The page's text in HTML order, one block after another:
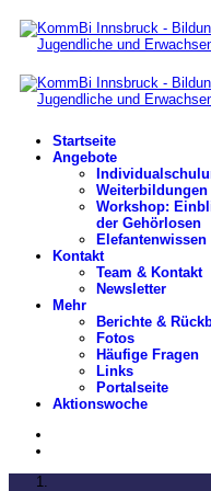
Startseite
Angebote
Weiterbildungen
Workshop:
der Gehörlosen
Elefantenwissen
Kontakt
Team & Kontakt
Newsletter
Mehr
Berichte &
Fotos
Häufige Fragen
Links
Portalseite
Aktionswoche